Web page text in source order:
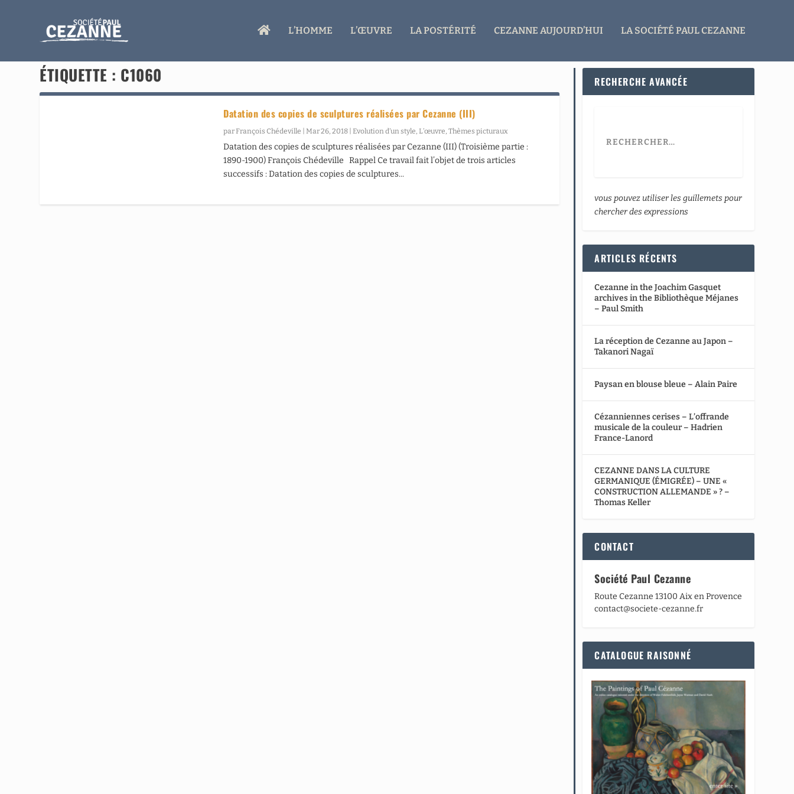
A
L’HOMME L’ŒUVRE LA POSTÉRITÉ CEZANNE AUJOURD’HUI LA SOCIÉTÉ PAUL CEZANNE
ÉTIQUETTE : C1060
Datation des copies de sculptures réalisées par Cezanne (III)
parFrançois Chédeville |Mar 26, 2018 |Evolution d’un style,L’œuvre,Thèmes picturaux
Datation des copies de sculptures réalisées par Cezanne (III) (Troisième partie :
1890-1900) François Chédeville Rappel Ce travail fait l’objet de trois articles
successifs : Datation des copies de sculptures...
RECHERCHE AVANCÉE
vous pouvez utiliser les guillemets pour
chercher des expressions
ARTICLES RÉCENTS
Cezanne in the Joachim Gasquet
archives in the Bibliothèque Méjanes
– Paul Smith
La réception de Cezanne au Japon –
Takanori Nagaï
Paysan en blouse bleue – Alain Paire
Cézanniennes cerises – L’offrande
musicale de la couleur – Hadrien
France-Lanord
CEZANNE DANS LA CULTURE
GERMANIQUE (ÉMIGRÉE) – UNE «
CONSTRUCTION ALLEMANDE » ? –
Thomas Keller
CONTACT
Société Paul Cezanne
Route Cezanne 13100 Aix en Provence
contact@societe-cezanne.fr
CATALOGUE RAISONNÉ